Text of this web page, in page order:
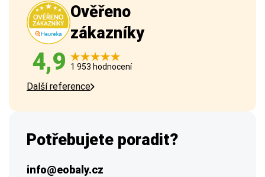
Ověřeno
zákazníky
4,9 1 953 hodnocení
Další reference
Potřebujete poradit?
info@eobaly.cz